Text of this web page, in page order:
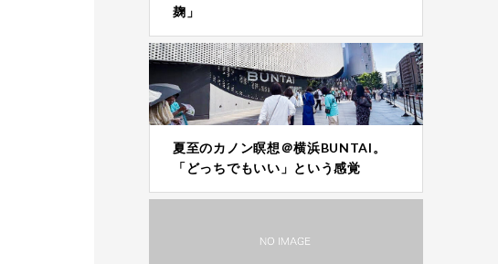
麹」
夏至のカノン瞑想＠横浜BUNTAI。
「どっちでもいい」という感覚